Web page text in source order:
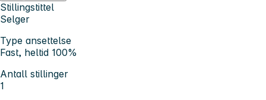
Stillingstittel
Selger
Type ansettelse
Fast, heltid 100%
Antall stillinger
1